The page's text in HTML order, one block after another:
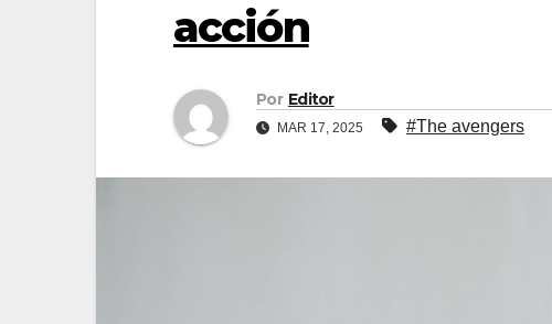
acción
Por Editor
MAR 17, 2025 #The avengers